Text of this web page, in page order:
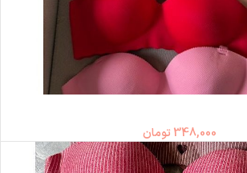
348,000 تومان